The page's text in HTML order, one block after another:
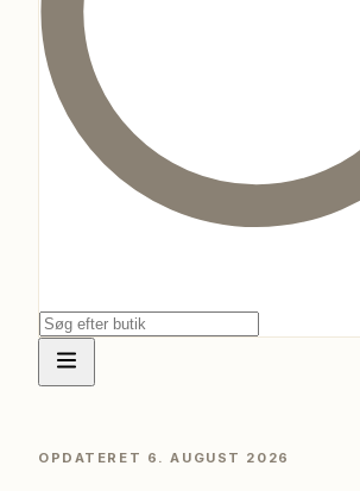
OPDATERET 6. AUGUST 2026